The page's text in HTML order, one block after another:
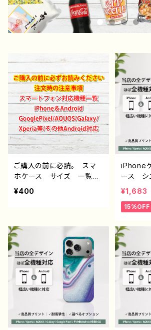
ご購入の前に必読。 スマ
ホケース サイズ 一覧
選び方 iPhoneケース A
UOS OPPO ワイモバイ
ル etc. 手帳型 全機種
対応
¥400
iPhone
ース シ
っこい
ル メ
子 個
15/14/
ense 4
roid ア
ス ノン
ル デ
トル：
¥1,683
15%OFF